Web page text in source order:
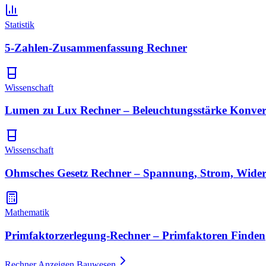
Statistik
5-Zahlen-Zusammenfassung Rechner
Wissenschaft
Lumen zu Lux Rechner – Beleuchtungsstärke
Wissenschaft
Ohmsches Gesetz Rechner – Spannung, Strom,
Mathematik
Primfaktorzerlegung-Rechner – Primfaktoren Finden